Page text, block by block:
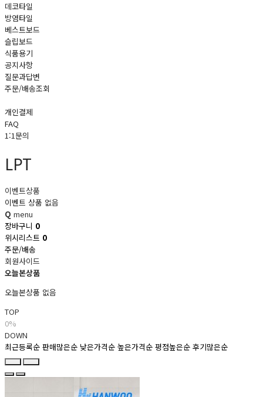
데코타일
방염타일
베스트보드
슬립보드
식품용기
공지사항
질문과답변
주문/배송조회
개인결제
FAQ
1:1문의
LPT
이벤트상품
이벤트 상품 없음
Q menu
장바구니 0
위시리스트 0
주문/배송
회원사이드
오늘본상품
오늘본상품 없음
TOP
0%
DOWN
최근등록순 판매많은순 낮은가격순 높은가격순 평점높은순 후기많은순